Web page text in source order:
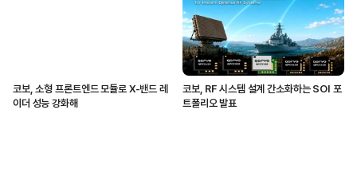
코보, 소형 프론트엔드 모듈로 X-밴드 레
이더 성능 강화해
코보, RF 시스템 설계 간소화하는 SOI 포
트폴리오 발표